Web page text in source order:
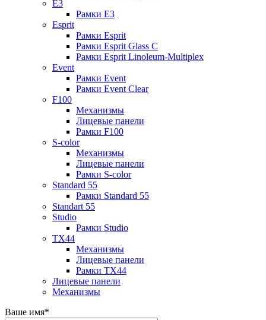
E3
Рамки E3
Esprit
Рамки Esprit
Рамки Esprit Glass C
Рамки Esprit Linoleum-Multiplex
Event
Рамки Event
Рамки Event Clear
F100
Механизмы
Лицевые панели
Рамки F100
S-color
Механизмы
Лицевые панели
Рамки S-color
Standard 55
Рамки Standard 55
Standart 55
Studio
Рамки Studio
TX44
Механизмы
Лицевые панели
Рамки TX44
Лицевые панели
Механизмы
Ваше имя*